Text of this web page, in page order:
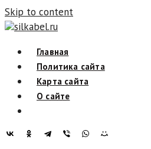
Skip to content
silkabel.ru
Главная
Политика сайта
Карта сайта
О сайте